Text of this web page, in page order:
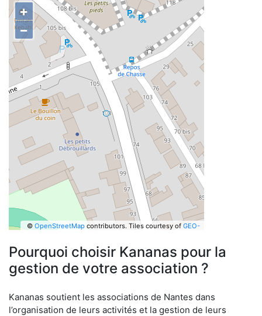
+
−
© OpenStreetMapcontributors. Tiles courtesy of GEO-
Pourquoi choisir Kananas pour la
gestion de votre association ?
Kananas soutient les associations de Nantes dans
l’organisation de leurs activités et la gestion de leurs